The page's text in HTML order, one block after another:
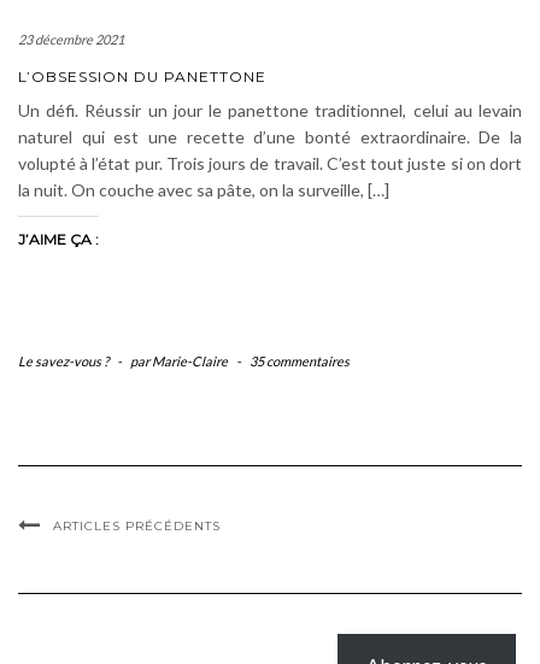
23 décembre 2021
L’OBSESSION DU PANETTONE
Un défi. Réussir un jour le panettone traditionnel, celui au levain
naturel qui est une recette d’une bonté extraordinaire. De la
volupté à l’état pur. Trois jours de travail. C’est tout juste si on dort
la nuit. On couche avec sa pâte, on la surveille, […]
J’AIME ÇA :
Le savez-vous ? - par Marie-Claire - 35 commentaires
ARTICLES PRÉCÉDENTS